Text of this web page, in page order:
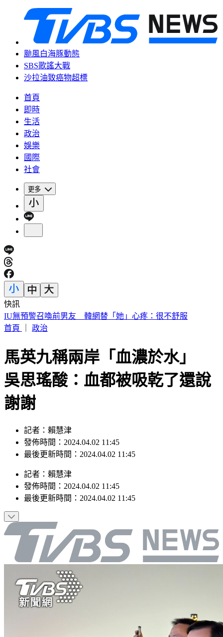
颱風白海豚動態
SBS歌謠大戰
沙拉油致癌物超標
首頁
即時
生活
政治
娛樂
國際
社會
更多
快訊
中國出入境新規將上路 陸委會曝「這類人」最危險
首頁
政治
馬英九稱兩岸「血濃於水」
吳思瑤酸：血都被吸乾了還說
謝謝
記者：賴慧津
發佈時間：2024.04.02 11:45
最後更新時間：2024.04.02 11:45
記者 ： 賴慧津
發佈時間： 2024.04.02 11:45
最後更新時間： 2024.04.02 11:45